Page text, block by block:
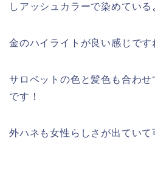
しアッシュカラーで染めている
金のハイライトが良い感じです
サロペットの色と髪色も合わ
です！
外ハネも女性らしさが出ていて